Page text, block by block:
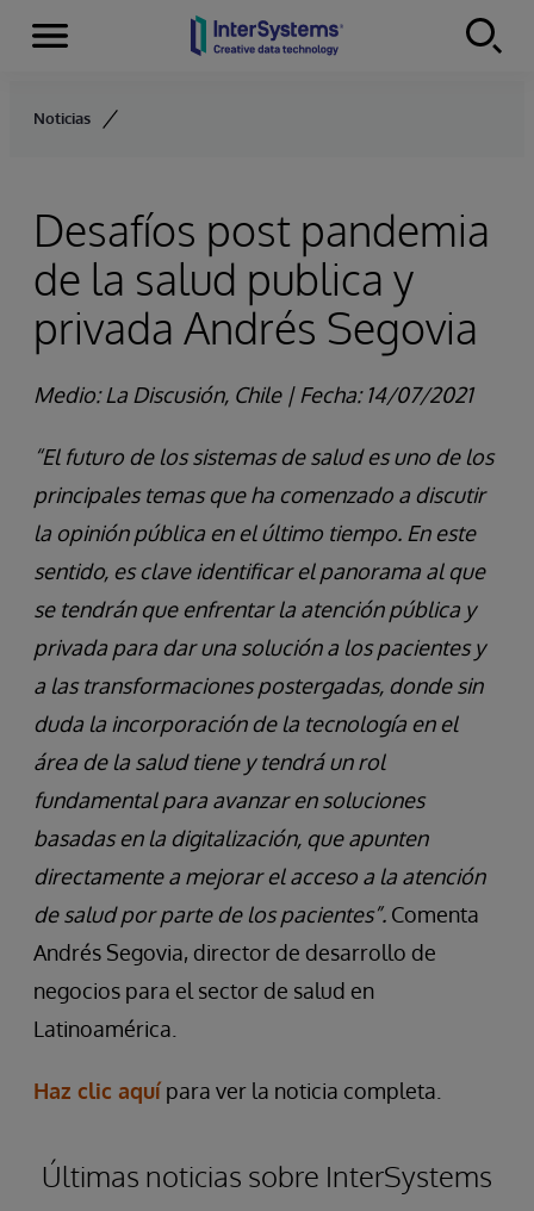
Skip to content
Secciones
Noticias
Desafíos post pandemia
de la salud publica y
privada Andrés Segovia
Medio: La Discusión, Chile | Fecha: 14/07/2021
“El futuro de los sistemas de salud es uno de los
principales temas que ha comenzado a discutir
la opinión pública en el último tiempo. En este
sentido, es clave identificar el panorama al que
se tendrán que enfrentar la atención pública y
privada para dar una solución a los pacientes y
a las transformaciones postergadas, donde sin
duda la incorporación de la tecnología en el
área de la salud tiene y tendrá un rol
fundamental para avanzar en soluciones
basadas en la digitalización, que apunten
directamente a mejorar el acceso a la atención
de salud por parte de los pacientes”. Comenta
Andrés Segovia, director de desarrollo de
negocios para el sector de salud en
Latinoamérica.
Haz clic aquípara ver la noticia completa.
Últimas noticias sobre InterSystems